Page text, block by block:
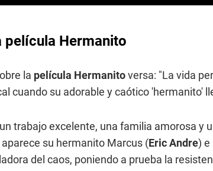
película Hermanito
la película Hermanitoversa: "La vida
cuando su adorable y caótico 'hermanito'
trabajo excelente, una familia amorosa y
su hermanito Marcus (Eric Andre) e
del caos, poniendo a prueba la